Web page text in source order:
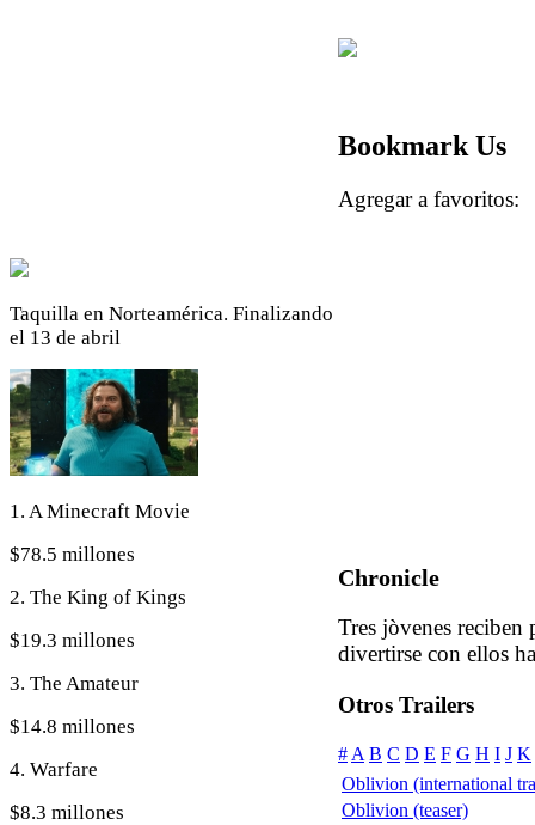
Taquilla en Norteamérica. Finalizando
el 13 de abril
1. A Minecraft Movie
$78.5 millones
2. The King of Kings
$19.3 millones
3. The Amateur
$14.8 millones
4. Warfare
$8.3 millones
Bookmark Us
Agregar a
Chronicle
Tres jòvenes reciben
divertirse con ellos
Otros Trailers
# A B C D E F G H I J K
Oblivion (international
Oblivion (teaser)